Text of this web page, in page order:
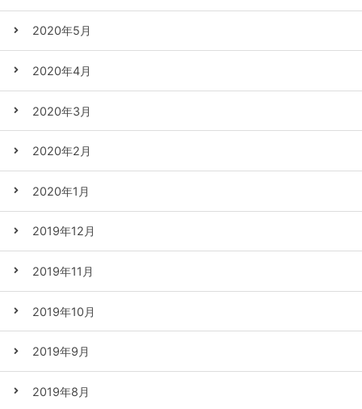
2020年5月
2020年4月
2020年3月
2020年2月
2020年1月
2019年12月
2019年11月
2019年10月
2019年9月
2019年8月